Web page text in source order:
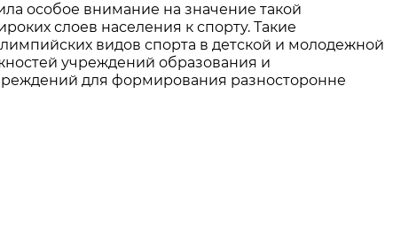
особое внимание на значение такой
слоев населения к спорту. Такие
видов спорта в детской и молодежной
учреждений образования и
для формирования разносторонне